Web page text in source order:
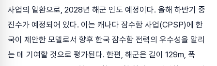
사업의 일환으로, 2028년 해군 인도 예정이다. 올해 하반기 중
진수가 예정되어 있다. 이는 캐나다 잠수함 사업(CPSP)에 한
국이 제안한 모델로서 향후 한국 잠수함 전력의 우수성을 알리
는 데 기여할 것으로 평가된다. 한편, 해군은 길이 129m, 폭